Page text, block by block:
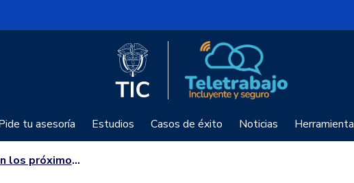
Logo del Ministerio TIC
tu asesoría Estudios Casos de éxito Noticias
talleres de Teletrabajo